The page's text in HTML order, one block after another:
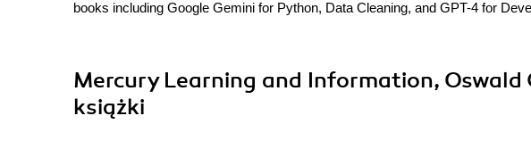
books including Google Gemini for Python, Data Cleaning, and GPT-4 for
Mercury Learning and Information, Oswald
książki